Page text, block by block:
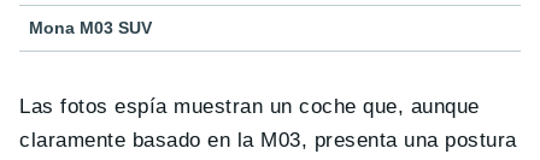
Mona M03 SUV
Las fotos espía muestran un coche que, aunque
claramente basado en la M03, presenta una postura